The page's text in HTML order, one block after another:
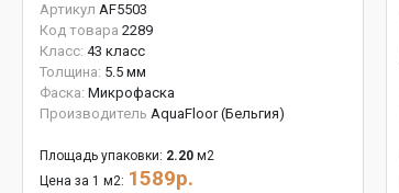
Артикул AF5503
Код товара 2289
Класс: 43 класс
Толщина: 5.5 мм
Фаска: Микрофаска
Производитель AquaFloor (Бельгия)
Площадь упаковки: 2.20 м2
Цена за 1 м2: 1589р.